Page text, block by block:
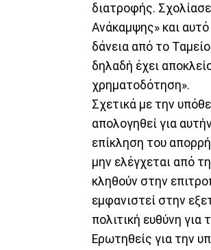
διατροφής.
Ανάκαμψης» και
δάνεια από το
δηλαδή έχει
χρηματοδότηση».
Σχετικά με την
απολογηθεί για
επίκληση του
μην ελέγχεται από
κληθούν στην
εμφανιστεί στην
πολιτική ευθύνη για
Ερωτηθείς για την